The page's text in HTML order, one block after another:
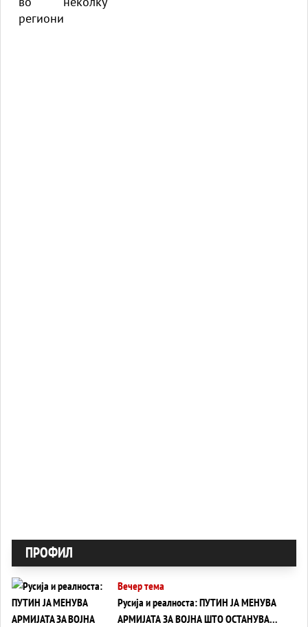
ПРОФИЛ
Вечер тема
Русија и реалноста: ПУТИН ЈА МЕНУВА
АРМИЈАТА ЗА ВОЈНА ШТО ОСТАНУВА